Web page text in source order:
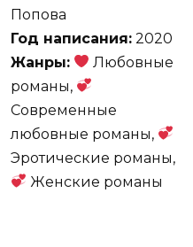
Попова
Год написания: 2020
Жанры:
Любовные
романы,
Современные
любовные романы,
Эротические романы,
Женские романы